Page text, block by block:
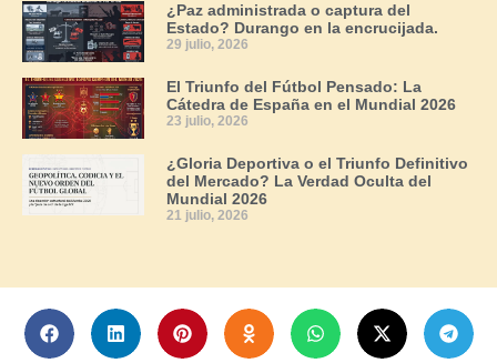
¿Paz administrada o captura del
Estado? Durango en la encrucijada.
29 julio, 2026
El Triunfo del Fútbol Pensado: La
Cátedra de España en el Mundial 2026
23 julio, 2026
¿Gloria Deportiva o el Triunfo Definitivo
del Mercado? La Verdad Oculta del
Mundial 2026
21 julio, 2026